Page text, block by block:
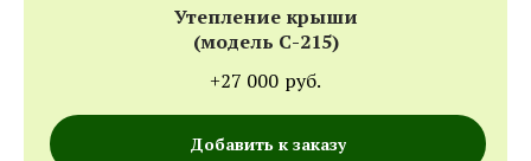
Утепление крыши
(модель С-215)
+27 000 руб.
Добавить к заказу